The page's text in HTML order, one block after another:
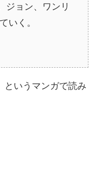
ジョン、ワンリ
いく。
というマンガで読み